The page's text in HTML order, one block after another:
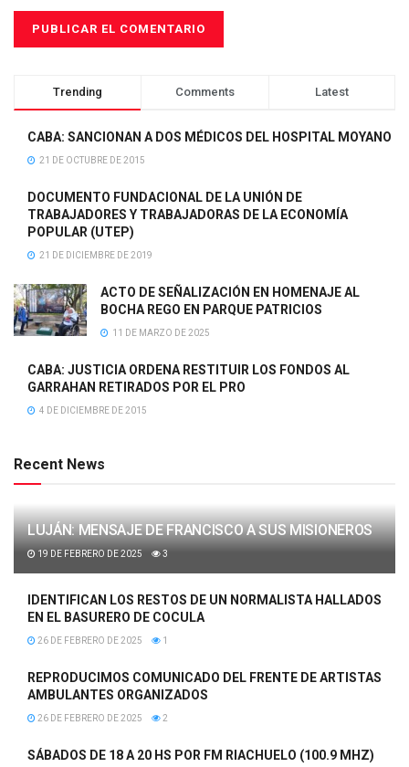
Trending Comments Latest
CABA: SANCIONAN A DOS MÉDICOS DEL HOSPITAL MOYANO
21 DE OCTUBRE DE 2015
DOCUMENTO FUNDACIONAL DE LA UNIÓN DE
TRABAJADORES Y TRABAJADORAS DE LA ECONOMÍA
POPULAR (UTEP)
21 DE DICIEMBRE DE 2019
ACTO DE SEÑALIZACIÓN EN HOMENAJE AL
BOCHA REGO EN PARQUE PATRICIOS
11 DE MARZO DE 2025
CABA: JUSTICIA ORDENA RESTITUIR LOS FONDOS AL
GARRAHAN RETIRADOS POR EL PRO
4 DE DICIEMBRE DE 2015
Recent News
LUJÁN: MENSAJE DE FRANCISCO A SUS MISIONEROS
19 DE FEBRERO DE 2025 3
IDENTIFICAN LOS RESTOS DE UN NORMALISTA HALLADOS
EN EL BASURERO DE COCULA
26 DE FEBRERO DE 2025 1
REPRODUCIMOS COMUNICADO DEL FRENTE DE ARTISTAS
AMBULANTES ORGANIZADOS
26 DE FEBRERO DE 2025 2
SÁBADOS DE 18 A 20 HS POR FM RIACHUELO (100.9 MHZ)